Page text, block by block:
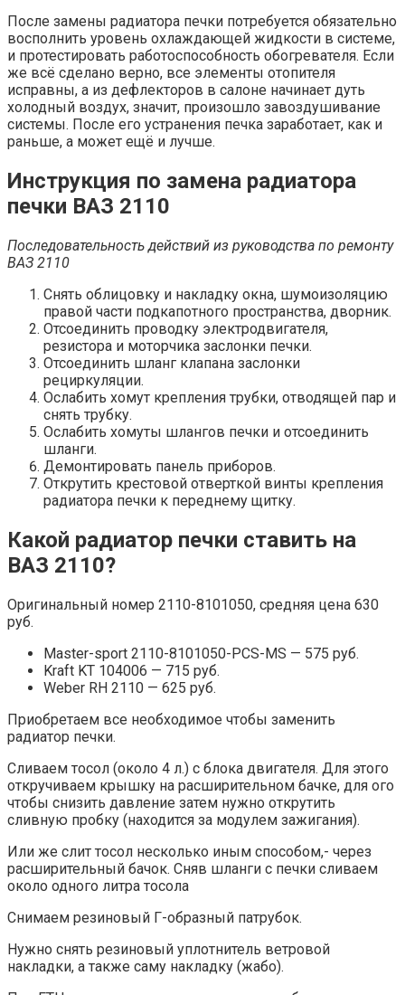
После замены радиатора печки потребуется обязательно
восполнить уровень охлаждающей жидкости в системе,
и протестировать работоспособность обогревателя. Если
же всё сделано верно, все элементы отопителя
исправны, а из дефлекторов в салоне начинает дуть
холодный воздух, значит, произошло завоздушивание
системы. После его устранения печка заработает, как и
раньше, а может ещё и лучше.
Инструкция по замена радиатора
печки ВАЗ 2110
Последовательность действий из руководства по ремонту
ВАЗ 2110
Снять облицовку и накладку окна, шумоизоляцию
правой части подкапотного пространства, дворник.
Отсоединить проводку электродвигателя,
резистора и моторчика заслонки печки.
Отсоединить шланг клапана заслонки
рециркуляции.
Ослабить хомут крепления трубки, отводящей пар и
снять трубку.
Ослабить хомуты шлангов печки и отсоединить
шланги.
Демонтировать панель приборов.
Открутить крестовой отверткой винты крепления
радиатора печки к переднему щитку.
Какой радиатор печки ставить на
ВАЗ 2110?
Оригинальный номер 2110-8101050, средняя цена 630
руб.
Master-sport 2110-8101050-PCS-MS — 575 руб.
Kraft KT 104006 — 715 руб.
Weber RH 2110 — 625 руб.
Приобретаем все необходимое чтобы заменить
радиатор печки.
Сливаем тосол (около 4 л.) с блока двигателя. Для этого
откручиваем крышку на расширительном бачке, для ого
чтобы снизить давление затем нужно открутить
сливную пробку (находится за модулем зажигания).
Или же слит тосол несколько иным способом,- через
расширительный бачок. Сняв шланги с печки сливаем
около одного литра тосола
Снимаем резиновый Г-образный патрубок.
Нужно снять резиновый уплотнитель ветровой
накладки, а также саму накладку (жабо).